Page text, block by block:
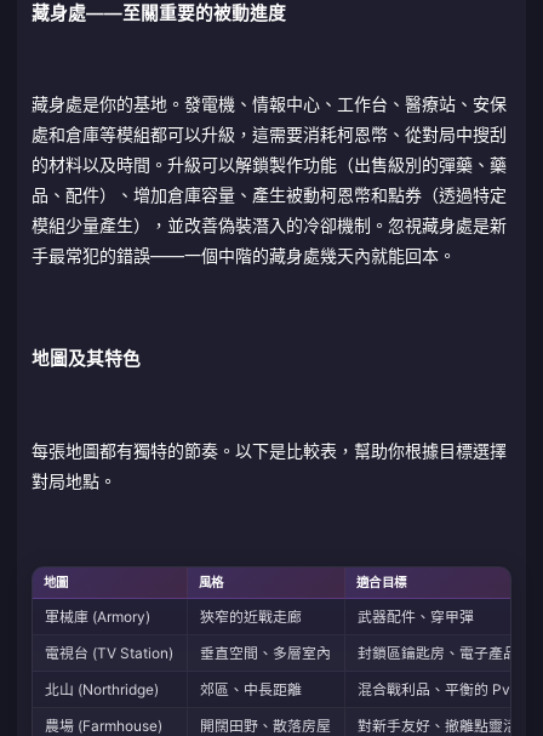
藏身處——至關重要的被動進度
藏身處是你的基地。發電機、情報中心、工作台、醫療站、安保
處和倉庫等模組都可以升級，這需要消耗柯恩幣、從對局中搜刮
的材料以及時間。升級可以解鎖製作功能（出售級別的彈藥、藥
品、配件）、增加倉庫容量、產生被動柯恩幣和點券（透過特定
模組少量產生），並改善偽裝潛入的冷卻機制。忽視藏身處是新
手最常犯的錯誤——一個中階的藏身處幾天內就能回本。
地圖及其特色
每張地圖都有獨特的節奏。以下是比較表，幫助你根據目標選擇
對局地點。
地圖 風格 適合目標
軍械庫 (Armory) 狹窄的近戰走廊
武器配件、穿甲彈
電視台 (TV Station)
垂直空間、多層室內
封鎖區鑰匙房、電子產品
北山 (Northridge)
郊區、中長距離
混合戰利品、平衡的 PvP
農場 (Farmhouse)
開闊田野、散落房屋
對新手友好、撤離點靈活